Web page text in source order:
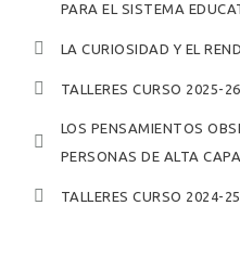
PARA EL SISTEMA
LA CURIOSIDAD Y EL
TALLERES CURSO 2025-26
LOS PENSAMIENTOS
PERSONAS DE ALTA
TALLERES CURSO 2024-25